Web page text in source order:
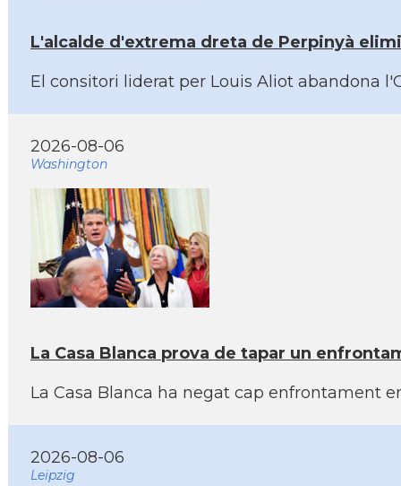
L'alcalde d'extrema dreta de Perpinyà
El consitori liderat per Louis Aliot abandona
2026-08-06
Washington
La Casa Blanca prova de tapar un
La Casa Blanca ha negat cap enfrontament
2026-08-06
Leipzig